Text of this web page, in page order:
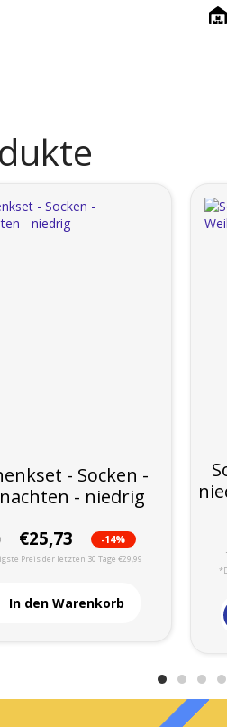
- Socken -
- niedrig
€25,73 -14%
Preis der letzten 30 Tage €29,99
In den Warenkorb